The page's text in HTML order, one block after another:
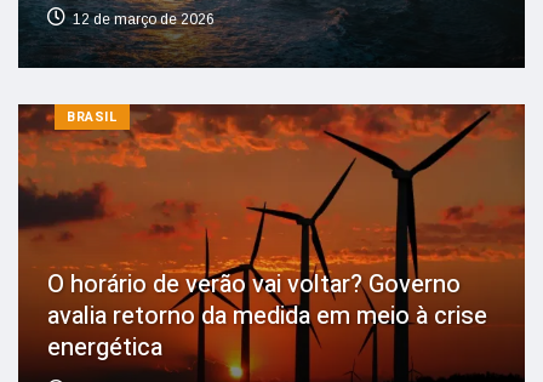
12 de março de 2026
BRASIL
O horário de verão vai voltar? Governo
avalia retorno da medida em meio à crise
energética